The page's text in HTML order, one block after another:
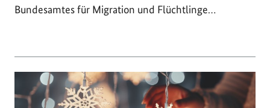
Bundesamtes für Migration und Flüchtlinge…